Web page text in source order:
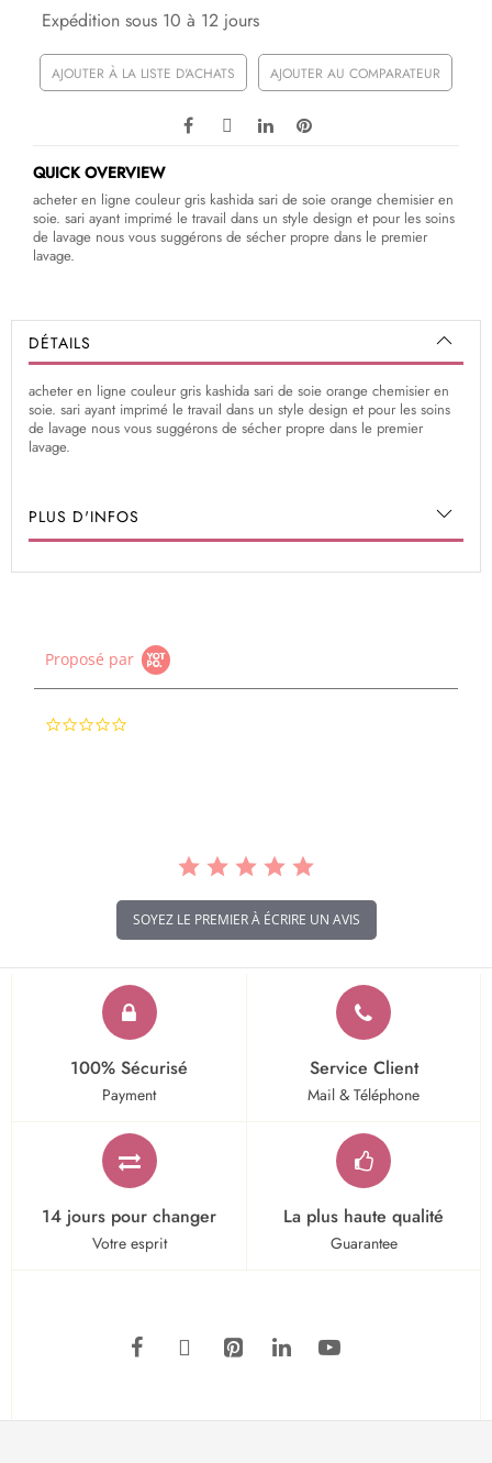
Expédition sous 10 à 12 jours
AJOUTER À LA LISTE D'ACHATS AJOUTER AU COMPARATEUR
QUICK OVERVIEW
acheter en ligne couleur gris kashida sari de soie orange chemisier en
soie. sari ayant imprimé le travail dans un style design et pour les soins
de lavage nous vous suggérons de sécher propre dans le premier
lavage.
DÉTAILS
acheter en ligne couleur gris kashida sari de soie orange chemisier en
soie. sari ayant imprimé le travail dans un style design et pour les soins
de lavage nous vous suggérons de sécher propre dans le premier
lavage.
PLUS D'INFOS
Proposé par
SOYEZ LE PREMIER À ÉCRIRE UN AVIS
100% Sécurisé
Payment
Service Client
Mail & Téléphone
14 jours pour changer
Votre esprit
La plus haute qualité
Guarantee